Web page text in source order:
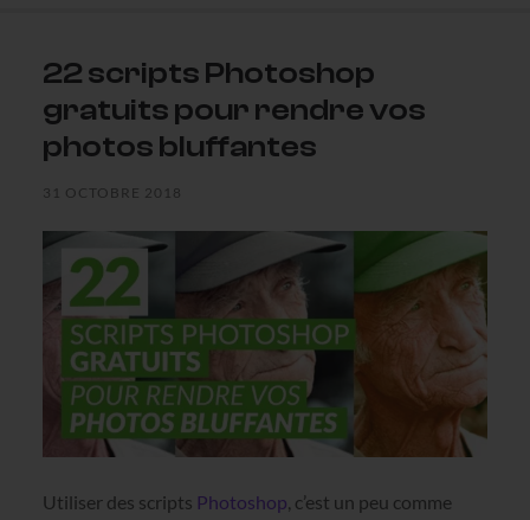
22 scripts Photoshop
gratuits pour rendre vos
photos bluffantes
31 OCTOBRE 2018
Utiliser des scripts Photoshop , c’est un peu comme